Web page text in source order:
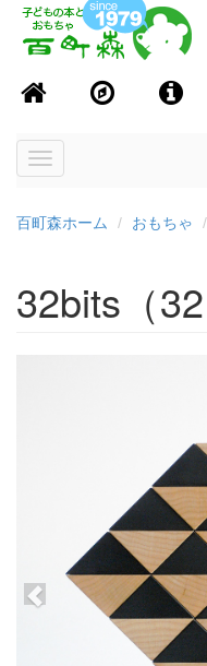
Toggle
百町森ホーム おもちゃ
32bits（32